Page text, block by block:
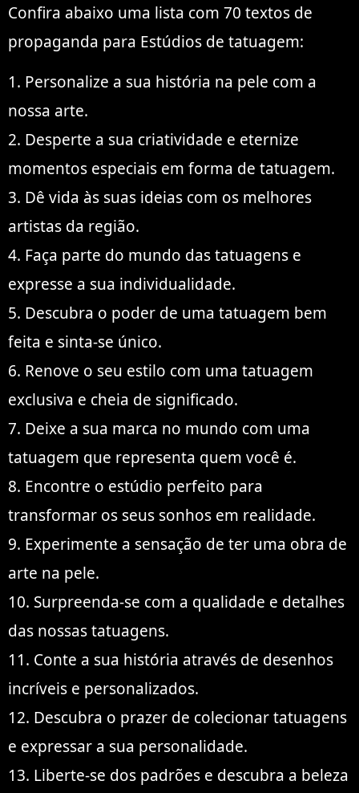
Confira abaixo uma lista com 70 textos de
propaganda para Estúdios de tatuagem:
1. Personalize a sua história na pele com a
nossa arte.
2. Desperte a sua criatividade e eternize
momentos especiais em forma de tatuagem.
3. Dê vida às suas ideias com os melhores
artistas da região.
4. Faça parte do mundo das tatuagens e
expresse a sua individualidade.
5. Descubra o poder de uma tatuagem bem
feita e sinta-se único.
6. Renove o seu estilo com uma tatuagem
exclusiva e cheia de significado.
7. Deixe a sua marca no mundo com uma
tatuagem que representa quem você é.
8. Encontre o estúdio perfeito para
transformar os seus sonhos em realidade.
9. Experimente a sensação de ter uma obra de
arte na pele.
10. Surpreenda-se com a qualidade e detalhes
das nossas tatuagens.
11. Conte a sua história através de desenhos
incríveis e personalizados.
12. Descubra o prazer de colecionar tatuagens
e expressar a sua personalidade.
13. Liberte-se dos padrões e descubra a beleza